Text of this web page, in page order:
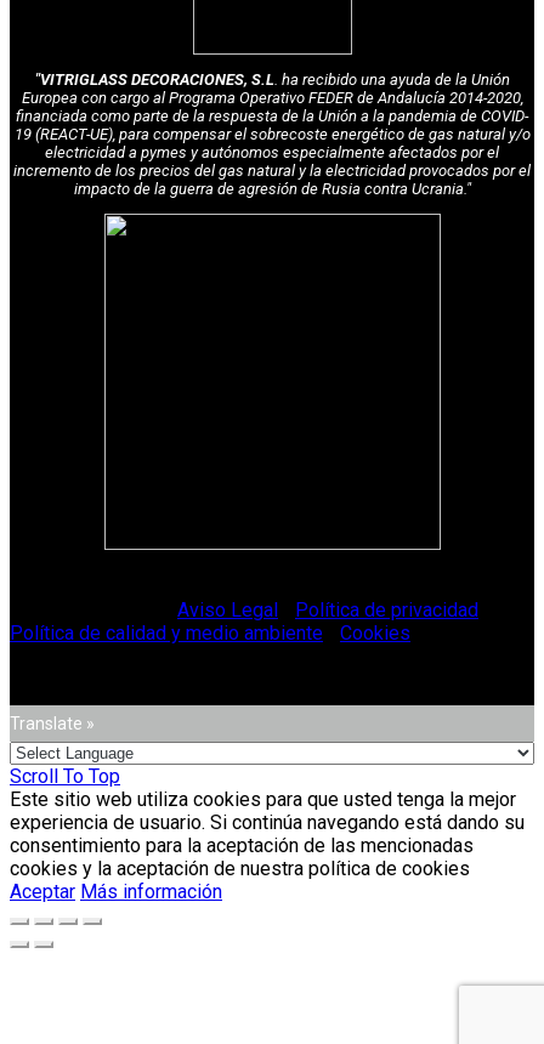
"VITRIGLASS DECORACIONES, S.L. ha recibido una ayuda de la Unión
Europea con cargo al Programa Operativo FEDER de Andalucía 2014-2020,
financiada como parte de la respuesta de la Unión a la pandemia de COVID-
19 (REACT-UE), para compensar el sobrecoste energético de gas natural y/o
electricidad a pymes y autónomos especialmente afectados por el
incremento de los precios del gas natural y la electricidad provocados por el
impacto de la guerra de agresión de Rusia contra Ucrania."
Aviso Legal Política de privacidad
Política de calidad y medio ambiente
Cookies
Translate »
Scroll To Top
Este sitio web utiliza cookies para que usted tenga la mejor
experiencia de usuario. Si continúa navegando está dando su
consentimiento para la aceptación de las mencionadas
cookies y la aceptación de nuestra política de cookies
Aceptar Más información